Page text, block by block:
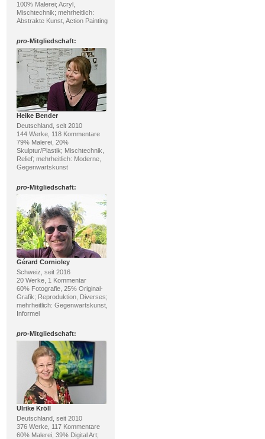
100% Malerei; Acryl,
Mischtechnik; mehrheitlich:
Abstrakte Kunst, Action Painting
pro-Mitgliedschaft:
Heike Bender
Deutschland, seit 2010
144 Werke, 118 Kommentare
79% Malerei, 20%
Skulptur/Plastik; Mischtechnik,
Relief; mehrheitlich: Moderne,
Gegenwartskunst
pro-Mitgliedschaft:
Gérard Cornioley
Schweiz, seit 2016
20 Werke, 1 Kommentar
60% Fotografie, 25% Original-
Grafik; Reproduktion, Diverses;
mehrheitlich: Gegenwartskunst,
Informel
pro-Mitgliedschaft:
Ulrike Kröll
Deutschland, seit 2010
376 Werke, 117 Kommentare
60% Malerei, 39% Digital Art;